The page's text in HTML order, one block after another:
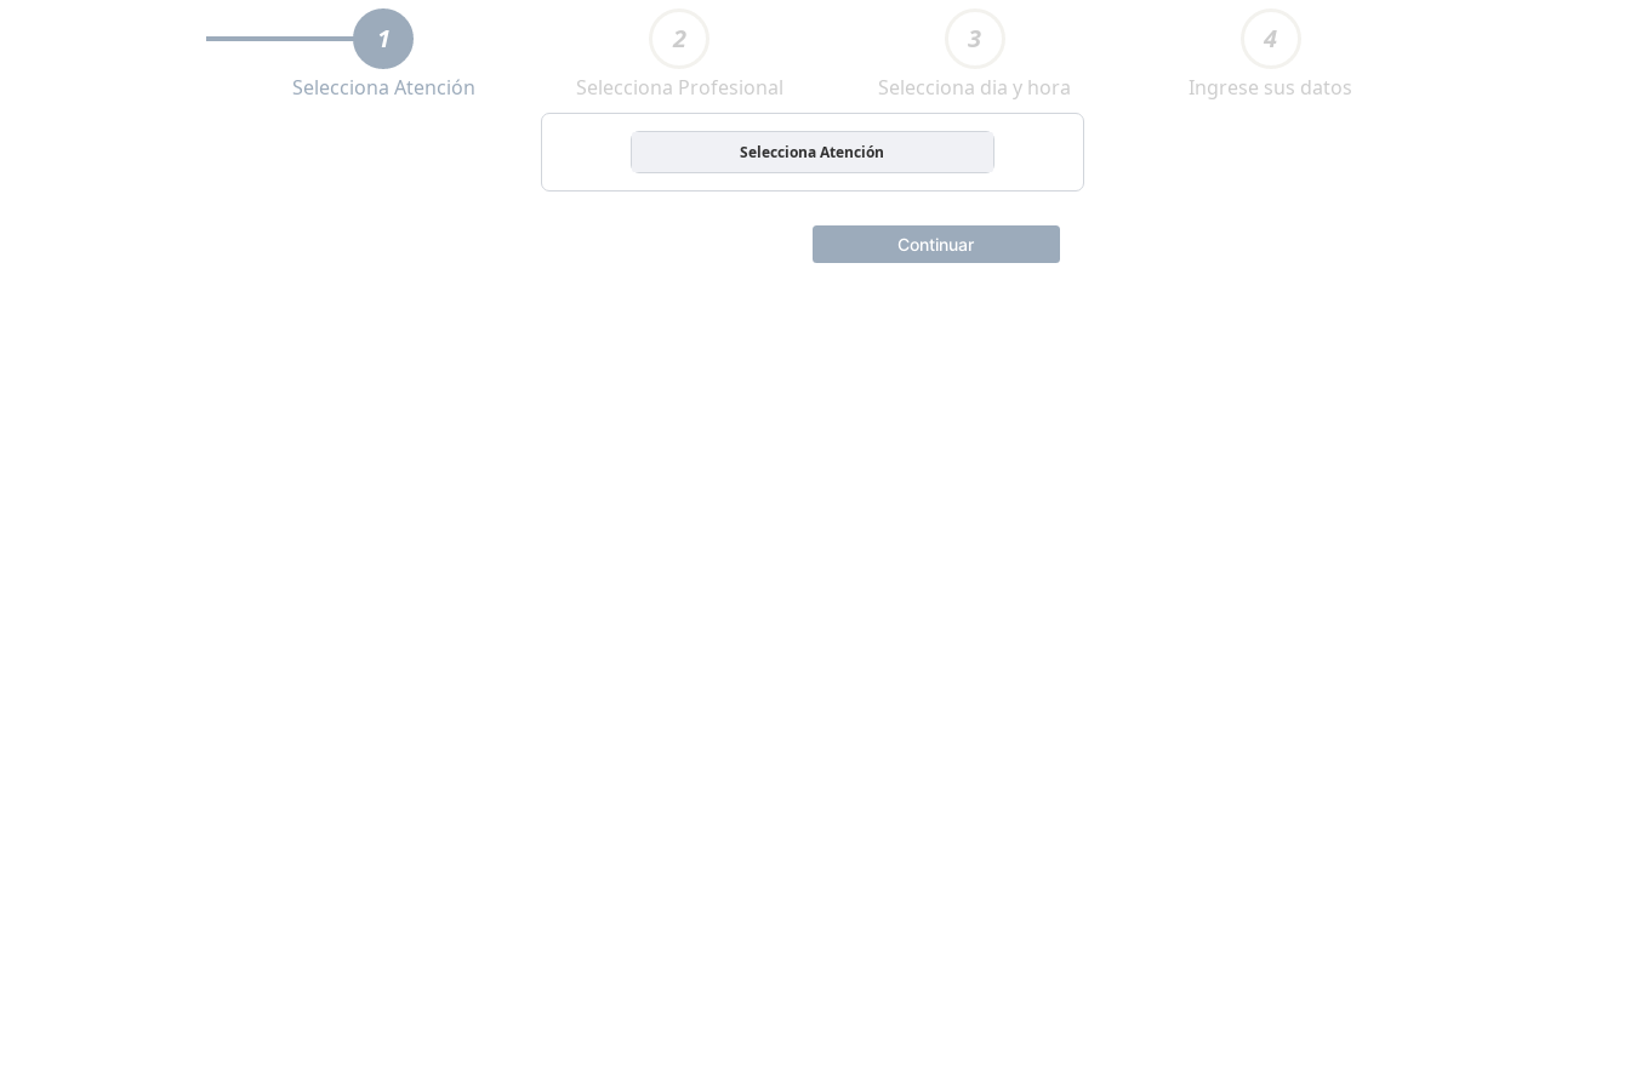
1
Selecciona Atención
2
Selecciona Profesional
3
Selecciona dia y hora
4
Ingrese sus datos
Selecciona Atención
Continuar